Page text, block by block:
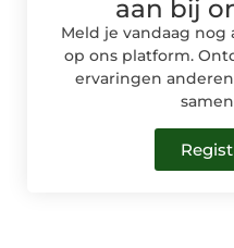
aan bij
Meld je vandaag nog
op ons platform.
ervaringen